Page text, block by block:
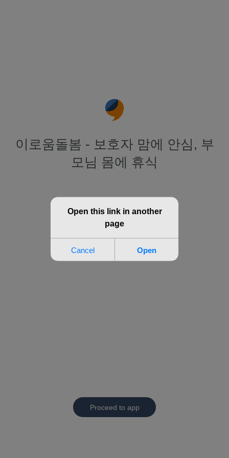
이로움돌봄 - 보호자 맘에 안심, 부
모님 몸에 휴식
Proceed to app